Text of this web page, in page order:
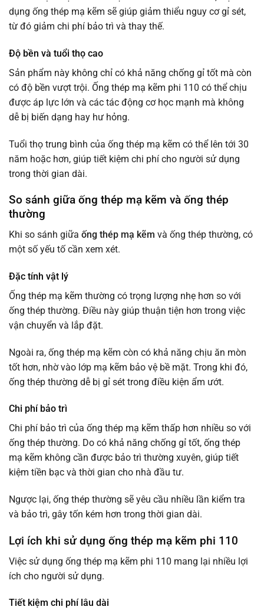
dụng ống thép mạ kẽm sẽ giúp giảm thiểu nguy cơ gỉ sét,
từ đó giảm chi phí bảo trì và thay thế.
Độ bền và tuổi thọ cao
Sản phẩm này không chỉ có khả năng chống gỉ tốt mà còn
có độ bền vượt trội. Ống thép mạ kẽm phi 110 có thể chịu
được áp lực lớn và các tác động cơ học mạnh mà không
dễ bị biến dạng hay hư hỏng.
Tuổi thọ trung bình của ống thép mạ kẽm có thể lên tới 30
năm hoặc hơn, giúp tiết kiệm chi phí cho người sử dụng
trong thời gian dài.
So sánh giữa ống thép mạ kẽm và ống thép
thường
Khi so sánh giữa ống thép mạ kẽm và ống thép thường, có
một số yếu tố cần xem xét.
Đặc tính vật lý
Ống thép mạ kẽm thường có trọng lượng nhẹ hơn so với
ống thép thường. Điều này giúp thuận tiện hơn trong việc
vận chuyển và lắp đặt.
Ngoài ra, ống thép mạ kẽm còn có khả năng chịu ăn mòn
tốt hơn, nhờ vào lớp mạ kẽm bảo vệ bề mặt. Trong khi đó,
ống thép thường dễ bị gỉ sét trong điều kiện ẩm ướt.
Chi phí bảo trì
Chi phí bảo trì của ống thép mạ kẽm thấp hơn nhiều so với
ống thép thường. Do có khả năng chống gỉ tốt, ống thép
mạ kẽm không cần được bảo trì thường xuyên, giúp tiết
kiệm tiền bạc và thời gian cho nhà đầu tư.
Ngược lại, ống thép thường sẽ yêu cầu nhiều lần kiểm tra
và bảo trì, gây tốn kém hơn trong thời gian dài.
Lợi ích khi sử dụng ống thép mạ kẽm phi 110
Việc sử dụng ống thép mạ kẽm phi 110 mang lại nhiều lợi
ích cho người sử dụng.
Tiết kiệm chi phí lâu dài